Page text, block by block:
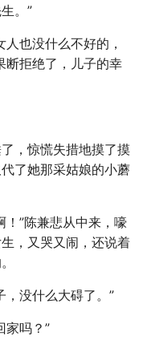
。”
也没什么不好的，
断拒绝了，儿子的幸
，惊慌失措地摸了摸
了她那采姑娘的小蘑
！”陈兼悲从中来，嚎
，又哭又闹，还说着
，没什么大碍了。”
家吗？”